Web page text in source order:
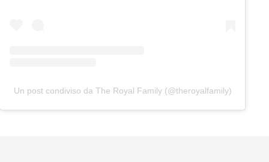
Un post condiviso da The Royal Family (@theroyalfamily)